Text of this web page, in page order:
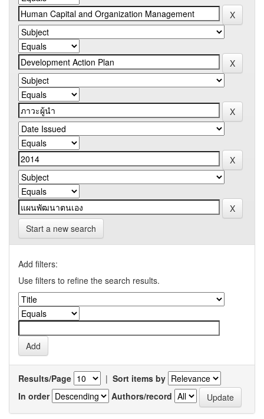
Start a new search
Add filters:
Use filters to refine the search results.
Results/Page | Sort items by
In order
Authors/record